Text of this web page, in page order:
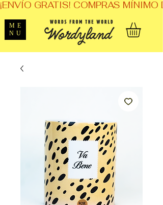
¡ENVÍO GRATIS! COMPRAS MÍNIMO
ME
NU